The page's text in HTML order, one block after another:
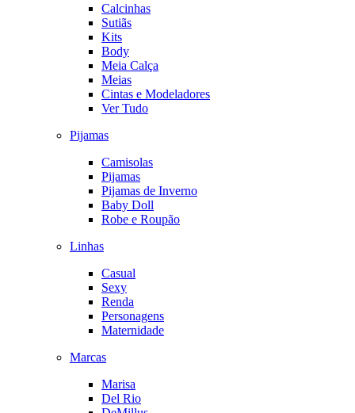
Calcinhas
Sutiãs
Kits
Body
Meia Calça
Meias
Cintas e Modeladores
Ver Tudo
Pijamas
Camisolas
Pijamas
Pijamas de Inverno
Baby Doll
Robe e Roupão
Linhas
Casual
Sexy
Renda
Personagens
Maternidade
Marcas
Marisa
Del Rio